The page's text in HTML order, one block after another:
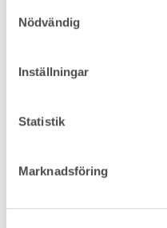
Nödvändig
Inställningar
Statistik
Marknadsföring